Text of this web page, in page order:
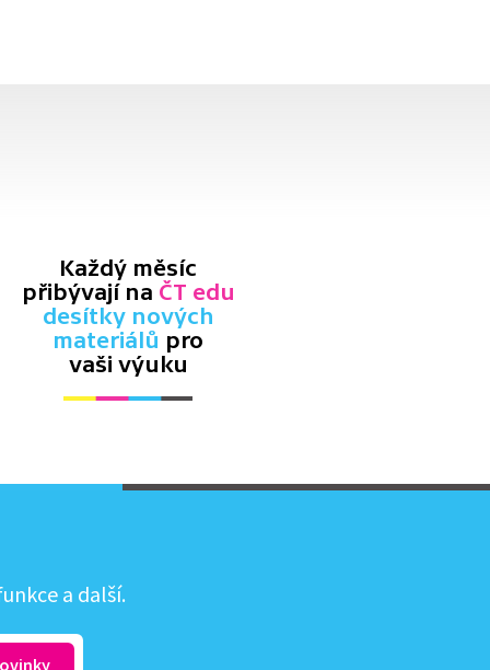
Každý měsíc
přibývají na ČT edu
desítky nových
materiálů pro
vaši výuku
a další.